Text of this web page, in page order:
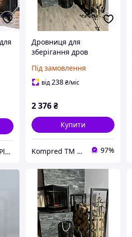
Інтернет Магазин "PlexStore"
Дровниця для
зберігання дров
700х300х900мм
Kompred OL466/3
Під замовлення
від238₴/міс
2 376₴
Купити
Kompred TM Виробниче підприємство 97%